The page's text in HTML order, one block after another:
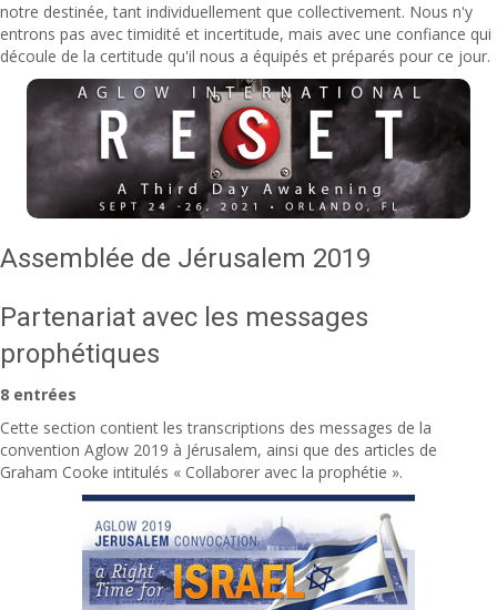
notre destinée, tant individuellement que collectivement. Nous n'y
entrons pas avec timidité et incertitude, mais avec une confiance qui
découle de la certitude qu'il nous a équipés et préparés pour ce jour.
Assemblée de Jérusalem 2019
Partenariat avec les messages
prophétiques
8 entrées
Cette section contient les transcriptions des messages de la
convention Aglow 2019 à Jérusalem, ainsi que des articles de
Graham Cooke intitulés « Collaborer avec la prophétie ».